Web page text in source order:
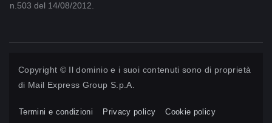
n.503 del 14/08/2012.
Copyright © Il dominio e i suoi contenuti sono di proprietà
di Mail Express Group S.p.A.
Termini e condizioni Privacy policy Cookie policy